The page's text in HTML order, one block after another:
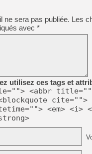
ne sera pas publiée. Les
avec *
utilisez ces tags et
<abbr title="">
cite="">
<em> <i>